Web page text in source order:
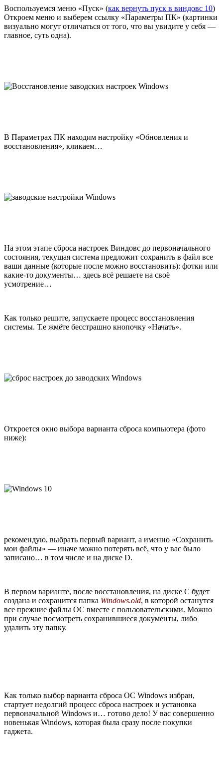
Воспользуемся меню «Пуск» (как вернуть пуск в виндовс 10)
Откроем меню и выберем ссылку «Параметры ПК» (картинки
визуально могут отличаться от того, что вы увидите у себя —
главное, суть одна).
В Параметрах ПК находим настройку «Обновления и
восстановления», кликаем…
На этом этапе сброса настроек Виндовс до первоначального
состояния, текущая система предложит сохранить в файл все
ваши данные (которые после можно восстановить): фотки или
какие-то документы… здесь всё решаете на своё
усмотрение…
Как только решите, запускаете процесс восстановления
системы. Т.е жмёте бесстрашно кнопочку «Начать».
Откроется окно выбора варианта сброса компьютера (фото
ниже):
рекомендую, выбрать первый вариант, а именно «Сохранить
мои файлы» — иначе можно потерять всё, что у вас было
записано… в том числе и на диске D.
В первом варианте, после восстановления, на диске С будет
создана и сохранится папка Windows.old, в которой останутся
все прежние файлы ОС вместе с пользовательскими. Можно
при случае посмотреть сохранившиеся документы, либо
удалить эту папку.
Как только выбор варианта сброса ОС Windows избран,
стартует недолгий процесс сброса настроек и установка
первоначальной Windows и… готово дело! У вас совершенно
новенькая Windows, которая была сразу после покупки
гаджета.